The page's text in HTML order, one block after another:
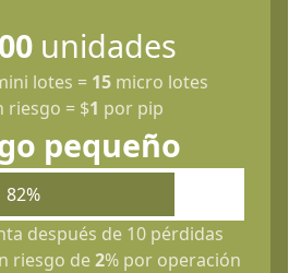
unidades
lotes = 15 micro lotes
riesgo = $1 por pip
pequeño
82%
después de 10 pérdidas
riesgo de2% por operación